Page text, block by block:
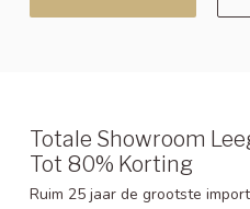
Totale Showroom
Tot 80% Korting
Ruim 25 jaar de grootste